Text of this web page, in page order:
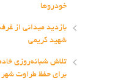
خودروها
بازدید میدانی از
شهید کریمی
تلاش شبانه‌روزی
برای حفظ طراوت شهر